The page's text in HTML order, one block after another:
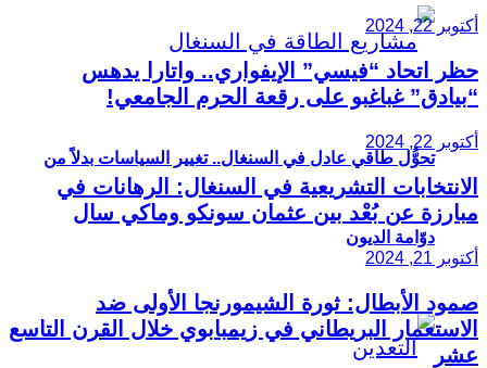
تحوُّل طاقي عادل في السنغال.. تغيير السياسات بدلاً من
دوّامة الديون
أكتوبر 22, 2024
حظر اتحاد “فيسي” الإيفواري.. واتارا يدهس
“بيادق” غباغبو على رقعة الحرم الجامعي!
أكتوبر 22, 2024
الانتخابات التشريعية في السنغال: الرهانات في
مبارزة عن بُعْد بين عثمان سونكو وماكي سال
أكتوبر 21, 2024
صمود الأبطال: ثورة الشيمورنجا الأولى ضد
الاستعمار البريطاني في زيمبابوي خلال القرن التاسع
عشر